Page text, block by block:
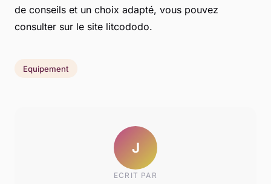
de conseils et un choix adapté, vous pouvez
consulter sur le site litcododo.
Equipement
J
ECRIT PAR